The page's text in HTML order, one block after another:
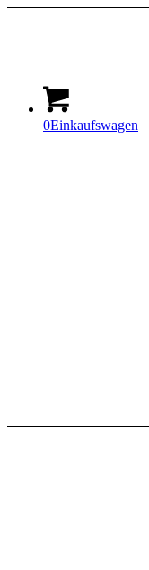
0Einkaufswagen